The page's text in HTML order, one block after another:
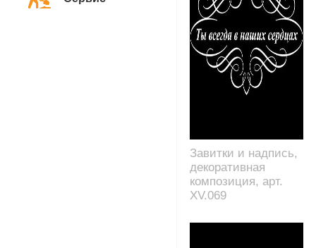
Завитки и надпись,
декоративная
композиция, арт.
XV.069